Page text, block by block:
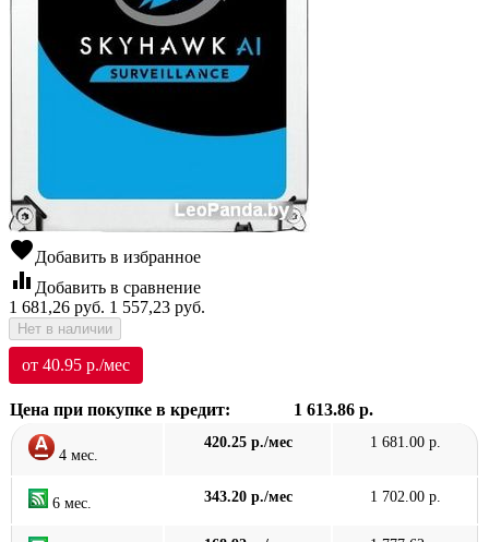
favoriteДобавить в избранное
equalizer Добавить в сравнение
1 681,26 руб. 1 557,23 руб.
Нет в наличии
от 40.95 р./мес
Цена при покупке в кредит: 1 613.86 р.
4 мес.
420.25 р./мес 1 681.00 р.
6 мес. 343.20 р./мес 1 702.00 р.